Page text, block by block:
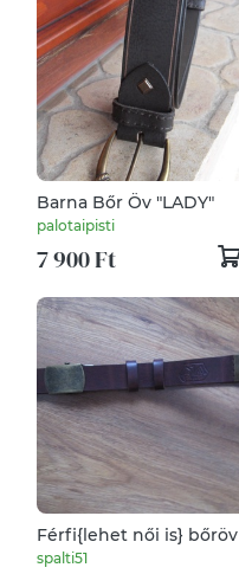
Barna Bőr Öv "LADY"
palotaipisti
7 900 Ft
Férfi{lehet női is} bőröv
spalti51